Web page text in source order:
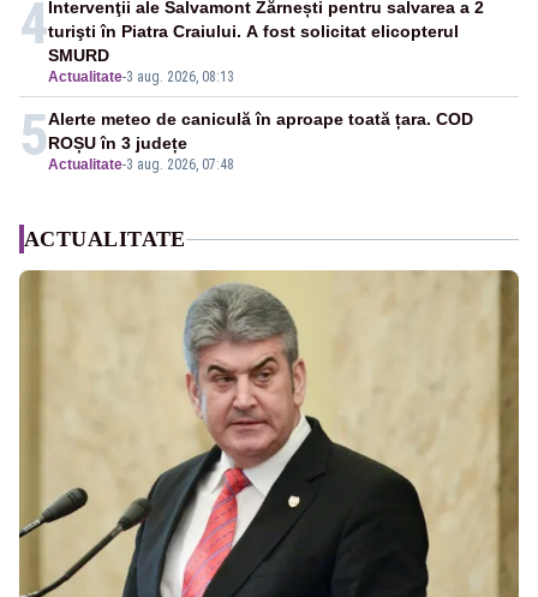
4
Actualitate-3 aug. 2026, 08:13
Intervenţii ale Salvamont Zărnești pentru salvarea a 2
turişti în Piatra Craiului. A fost solicitat elicopterul
SMURD
5Actualitate-3 aug. 2026, 07:48
Alerte meteo de caniculă în aproape toată țara. COD
ROȘU în 3 județe
ACTUALITATE